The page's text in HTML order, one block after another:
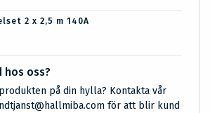
2 x 2,5 m 140A
hos oss?
på din hylla? Kontakta vår
för att blir kund